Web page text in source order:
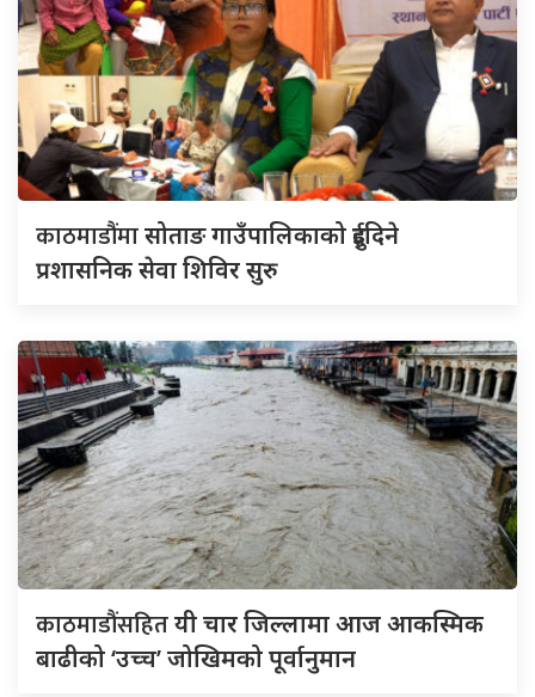
काठमाडौंमासोताङ गाउँपालिकाको दुईदिने
प्रशासनिक सेवा शिविर सुरु
काठमाडौंसहितयी चार जिल्लामा आज आकस्मिक
बाढीको ‘उच्च’ जोखिमको पूर्वानुमान